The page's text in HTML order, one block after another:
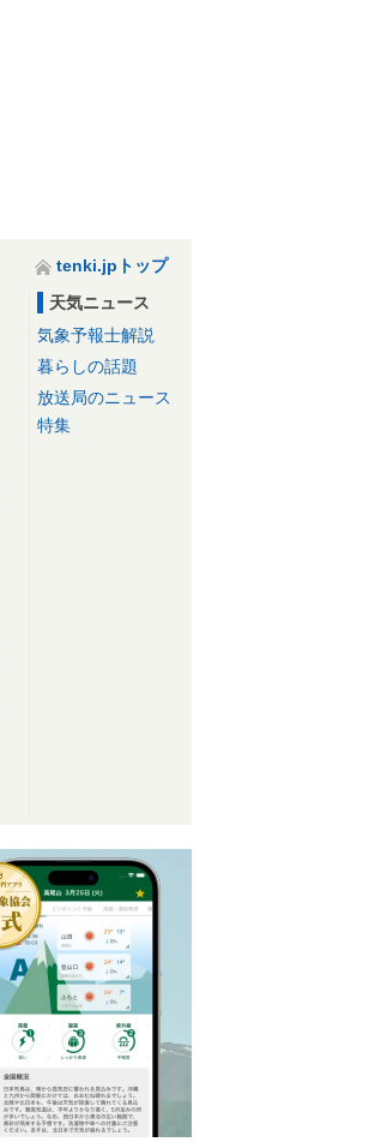
tenki.jpトップ
天気ニュース
気象予報士解説
暮らしの話題
放送局のニュース
特集